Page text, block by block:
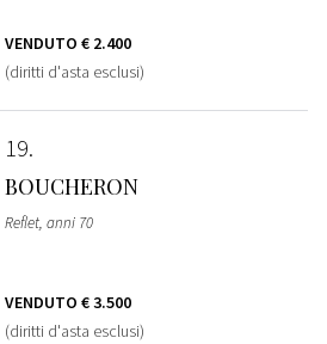
VENDUTO € 2.400
(diritti d'asta esclusi)
19
BOUCHERON
Reflet, anni 70
VENDUTO € 3.500
(diritti d'asta esclusi)